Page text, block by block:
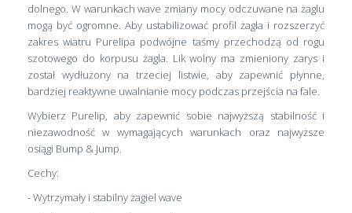
dolnego. W warunkach wave zmiany mocy odczuwane na żaglu
mogą być ogromne. Aby ustabilizować profil żagla i rozszerzyć
zakres wiatru Purelipa podwójne taśmy przechodzą od rogu
szotowego do korpusu żagla. Lik wolny ma zmieniony zarys i
został wydłużony na trzeciej listwie, aby zapewnić płynne,
bardziej reaktywne uwalnianie mocy podczas przejścia na fale.
Wybierz Purelip, aby zapewnić sobie najwyższą stabilność i
niezawodność w wymagających warunkach oraz najwyższe
osiągi Bump & Jump.
Cechy:
- Wytrzymały i stabilny żagiel wave